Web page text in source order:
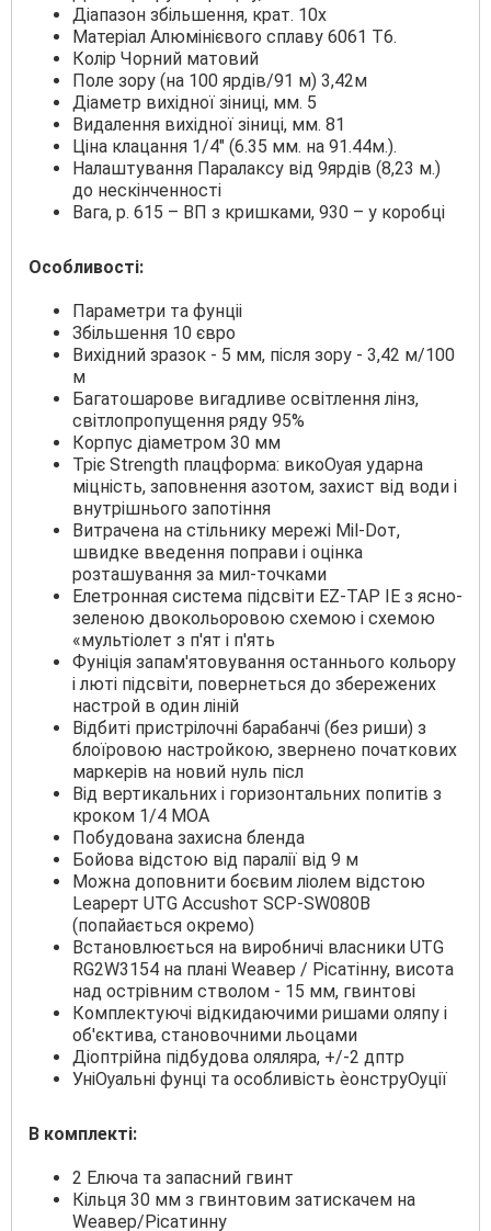
Діапазон збільшення, крат. 10х
Матеріал Алюмінієвого сплаву 6061 Т6.
Колір Чорний матовий
Поле зору (на 100 ярдів/91 м) 3,42м
Діаметр вихідної зіниці, мм. 5
Видалення вихідної зіниці, мм. 81
Ціна клацання 1/4" (6.35 мм. на 91.44м.).
Налаштування Паралаксу від 9ярдів (8,23 м.)
до нескінченності
Вага, р. 615 – ВП з кришками, 930 – у коробці
Особливості:
Πapaметри та фунціі
Збільшення 10 євро
Вихідний зразок - 5 мм, після зору - 3,42 м/100
м
Багатошарове вигадливе освітлення лінз,
світлопропущення ряду 95%
Корпус діаметром 30 мм
Тріє Ѕtrеngth плацформа: викоѸая ударна
міцність, заповнення азотом, захист від води і
внутрішнього запотіння
Витрачена на стільнику мережі Міl-Dот,
швидке введення поправи і оцінка
розташування за мил-точками
Елетронная система підсвіти ЕZ-ТАР ІЕ з ясно-
зеленою двокольоровою схемою і схемою
«мультіолет з п'ят і п'ять
Фуніція запам'ятовування останнього кольору
і люті підсвіти, повернеться до збережених
настрой в один ліній
Відбиті пристрілочні барабанчі (без риши) з
блоїровою настройкою, звернено початкових
маркерів на новий нуль пiсл
Від вертикальних і горизонтальних попитів з
кроком 1/4 МОА
Побудована захисна бленда
Бойова відстою від паралії від 9 м
Можна доповнити боєвим ліолем відстою
Lеарерт UТG Ассuѕhот ЅСР-ЅW080В
(попайається окремо)
Встановлюється на виробничі власники UТG
RG2W3154 на плані Wеавер / Рісатінну, висота
над острівним стволом - 15 мм, гвинтові
Комплектуючі відкидаючими ришами оляпу і
об'єктива, становочними льоцами
Діоптрійна підбудова оляляра, +/-2 дптр
УніѸальні фунці та особливість ѐонcтpyѸції
В комплекті:
2 Елюча та запасний гвинт
Кільця 30 мм з гвинтовим затискачем на
Wеавер/Рісатинну